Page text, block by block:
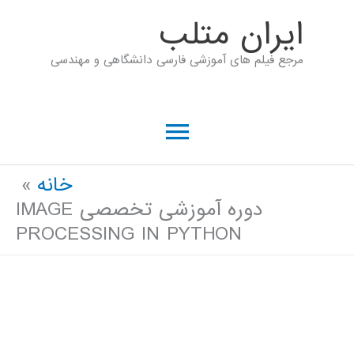
ايران متلب
مرجع فیلم های آموزشی فارسی دانشگاهی و مهندسی
فهرست
خانه
دوره آموزشی تخصصی IMAGE
PROCESSING IN PYTHON